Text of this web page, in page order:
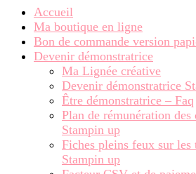
Accueil
Ma boutique en ligne
Bon de commande version
Devenir démonstratrice
Ma Lignée créative
Devenir démonstratrice
Être démonstratrice – Faq
Plan de rémunération des
Stampin up
Fiches pleins feux sur les
Stampin up